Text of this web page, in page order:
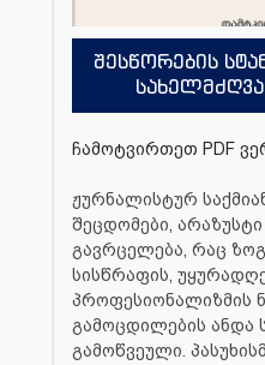
შესწორების
ჩამოტვირთეთ PDF
ჟურნალისტურ
შეცდომები,
გავრცელება, რაც
სისწრაფის,
პროფესიონალიზმის
გამოცდილების ანდა
გამოწვეული.